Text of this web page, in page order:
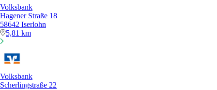
Volksbank
Hagener Straße 18
58642 Iserlohn
5,81 km
Volksbank
Scherlingstraße 22